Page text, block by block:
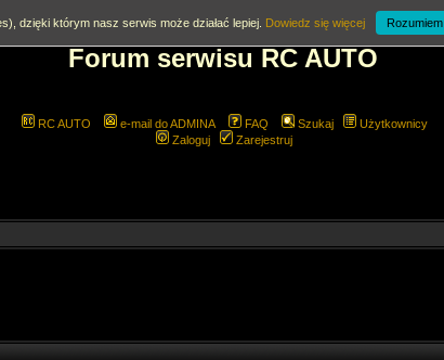
Forum serwisu RC AUTO
RC AUTO e-mail do ADMINA FAQ Szukaj
Użytkownicy
Zaloguj
Zarejestruj
dzięki którym nasz serwis może działać lepiej. Dowiedz się więcej Rozumiem